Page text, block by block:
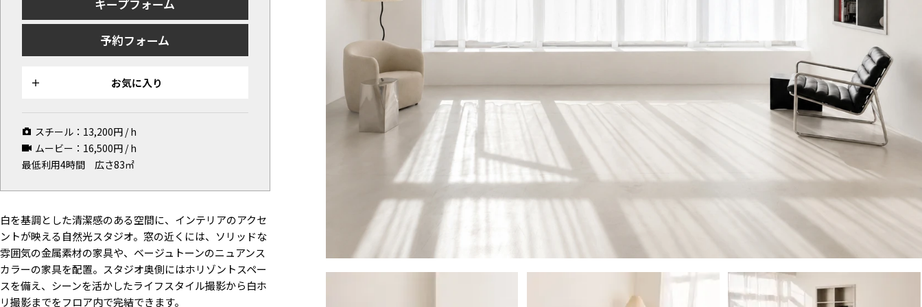
マップから探す
お気に入り
お知らせ
会社概要
お問い合わせ
キープフォーム
予約フォーム
お気に入り
スチール： 13,200円 / h
ムービー： 16,500円 / h
最低利用4時間
広さ83㎡
白を基調とした清潔感のある空間に、インテリアのアクセ
ントが映える自然光スタジオ。窓の近くには、ソリッドな
雰囲気の金属素材の家具や、ベージュトーンのニュアンス
カラーの家具を配置。スタジオ奥側にはホリゾントスペー
スを備え、シーンを活かしたライフスタイル撮影から白ホ
リ撮影までをフロア内で完結できます。